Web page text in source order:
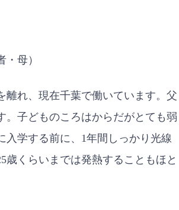
母）
れ、現在千葉で働いています。父
。子どものころはからだがとても弱
入学する前に、1年間しっかり光線
くらいまでは発熱することもほと